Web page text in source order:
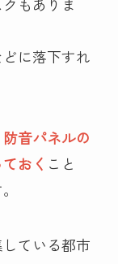
もありま
に落下すれ
防音パネルの
おく こと
ている都市